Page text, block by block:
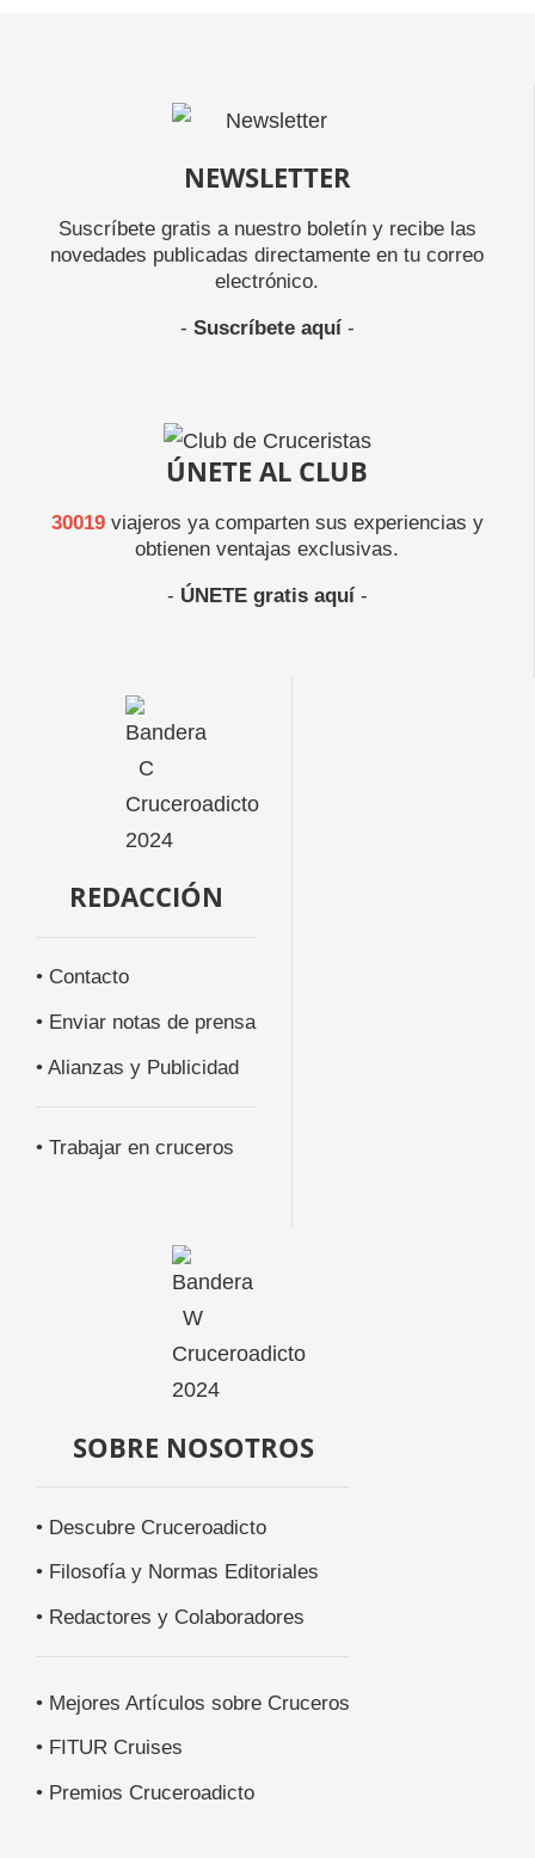
NEWSLETTER
Suscríbete gratis a nuestro boletín y recibe las
novedades publicadas directamente en tu correo
electrónico.
- Suscríbete aquí-
ÚNETE AL CLUB
30019viajeros ya comparten sus experiencias y
obtienen ventajas exclusivas.
- ÚNETE gratis aquí-
REDACCIÓN
• Contacto
• Enviar notas de prensa
• Alianzas y Publicidad
• Trabajar en cruceros
SOBRE NOSOTROS
• Descubre Cruceroadicto
• Filosofía y Normas Editoriales
• Redactores y Colaboradores
• Mejores Artículos sobre Cruceros
• FITUR Cruises
• Premios Cruceroadicto